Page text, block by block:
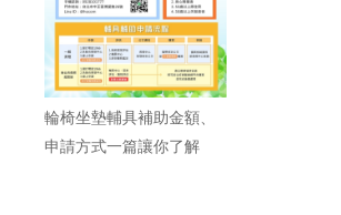
輪椅坐墊輔具補助金額、
申請方式一篇讓你了解